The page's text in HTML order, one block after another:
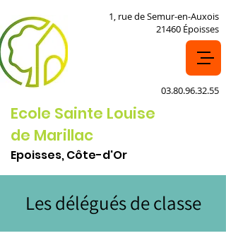
03.80.96.32.55
Ecole Sainte Louise
de Marillac
Epoisses, Côte-d'Or
1, rue de Semur-en-Auxois
21460 Époisses
Les délégués de classe